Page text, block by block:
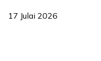
17 Julai 2026